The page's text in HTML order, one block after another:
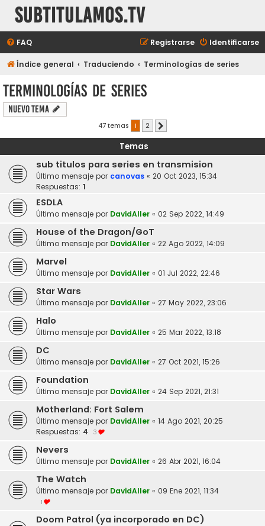
subtitulamos.tv
FAQ Identificarse
Registrarse
Índice general Traduciendo Terminologías de series
Terminologías de series
Nuevo Tema
47 temas 1 2
Temas
sub titulos para series en transmision
Último mensaje por canovas « 20 Oct 2023, 15:34
Respuestas: 1
ESDLA
Último mensaje por DavidAller « 02 Sep 2022, 14:49
House of the Dragon/GoT
Último mensaje por DavidAller « 22 Ago 2022, 14:09
Marvel
Último mensaje por DavidAller « 01 Jul 2022, 22:46
Star Wars
Último mensaje por DavidAller « 27 May 2022, 23:06
Halo
Último mensaje por DavidAller « 25 Mar 2022, 13:18
DC
Último mensaje por DavidAller « 27 Oct 2021, 15:26
Foundation
Último mensaje por DavidAller « 24 Sep 2021, 21:31
Motherland: Fort Salem
Último mensaje por DavidAller « 14 Ago 2021, 20:25
Respuestas: 4 3
Nevers
Último mensaje por DavidAller « 26 Abr 2021, 16:04
The Watch
Último mensaje por DavidAller « 09 Ene 2021, 11:34
1
Doom Patrol (ya incorporado en DC)